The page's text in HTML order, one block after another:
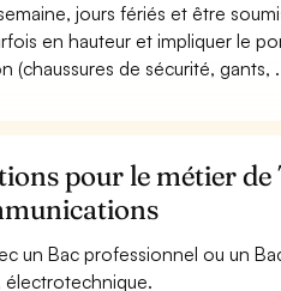
jours fériés et être
en hauteur et impliquer le
de sécurité, gants,
pour le métier
un Bac professionnel ou un
électrotechnique.